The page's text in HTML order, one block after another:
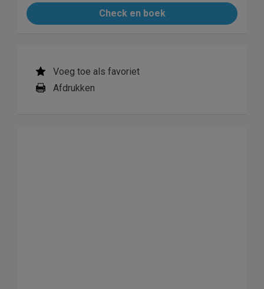
Check en boek
Voeg toe als favoriet
Afdrukken